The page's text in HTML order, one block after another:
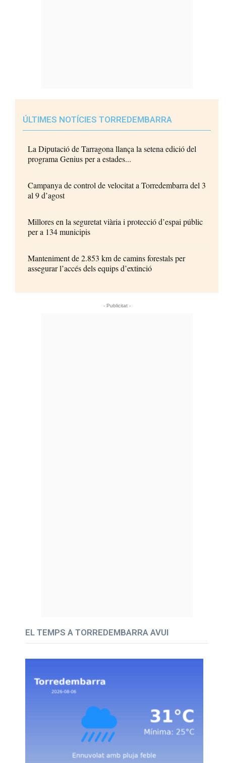
ÚLTIMES NOTÍCIES TORREDEMBARRA
La Diputació de Tarragona llança la setena edició del
programa Genius per a estades...
Campanya de control de velocitat a Torredembarra del 3
al 9 d’agost
Millores en la seguretat viària i protecció d’espai públic
per a 134 municipis
Manteniment de 2.853 km de camins forestals per
assegurar l’accés dels equips d’extinció
- Publicitat -
EL TEMPS A TORREDEMBARRA AVUI